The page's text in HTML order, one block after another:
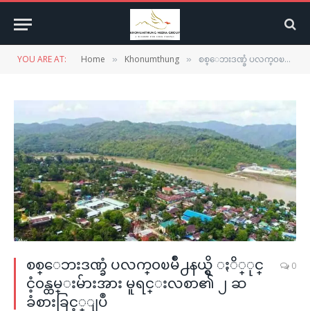
YOU ARE AT: Home » Khonumthung » စစ္ေဘးဒဏ္ခံ ပလက္၀ၿမိဳ႕နယ္ရွိ ႏိ္ုင္ငံ့၀န္ထမ္းမ်ားအား မူရင္းလစာ၏ ၂ ဆခံစားခြင့္ျပဳ
စစ္ေဘးဒဏ္ခံ ပလက္၀ၿမိဳ႕နယ္ရွိ ႏိ္ုင္
ငံ့၀န္ထမ္းမ်ားအား မူရင္းလစာ၏ ၂ ဆ
ခံစားခြင့္ျပဳ
0